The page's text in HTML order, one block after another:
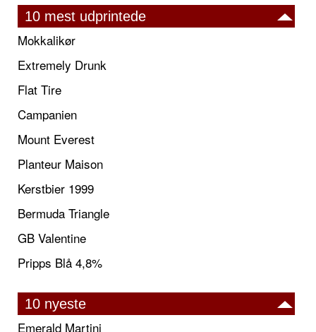
10 mest udprintede
Mokkalikør
Extremely Drunk
Flat Tire
Campanien
Mount Everest
Planteur Maison
Kerstbier 1999
Bermuda Triangle
GB Valentine
Pripps Blå 4,8%
10 nyeste
Emerald Martini